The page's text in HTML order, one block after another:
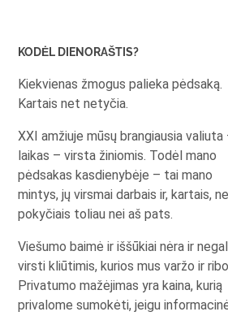
KODĖL DIENORAŠTIS?
Kiekvienas žmogus palieka pėdsaką.
Kartais net netyčia.
XXI amžiuje mūsų brangiausia valiuta
laikas – virsta žiniomis. Todėl mano
pėdsakas kasdienybėje – tai mano
mintys, jų virsmai darbais ir, kartais,
pokyčiais toliau nei aš pats.
Viešumo baimė ir iššūkiai nėra ir
virsti kliūtimis, kurios mus varžo ir
Privatumo mažėjimas yra kaina, kurią
privalome sumokėti, jeigu